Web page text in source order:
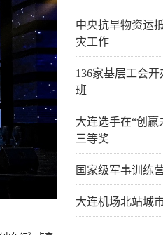
中央抗旱物资运
灾工作
136家基层工会开
班
大连选手在“创赢
三等奖
国家级军事训练
大连机场北站城